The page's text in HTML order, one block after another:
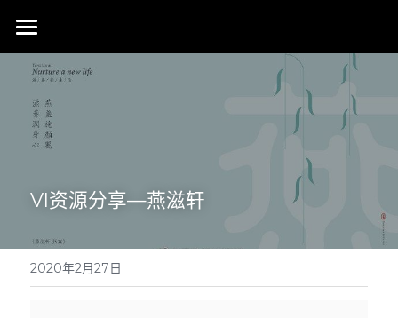
首页
行业成就
关于我们
VI资源分享—燕滋轩
2020年2月27日